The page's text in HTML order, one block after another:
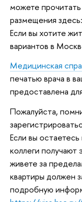
можете
размещения здесь:
Если вы хотите
вариантов в
Медицинская
печатью врача в
предоставлена
Пожалуйста,
Если вы
коллеги получают
живете за
квартиры должен
подробную